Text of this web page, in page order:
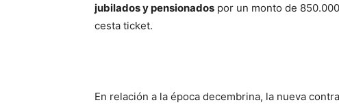
jubilados y pensionados por un monto de
cesta ticket.
En relación a la época decembrina, la nueva